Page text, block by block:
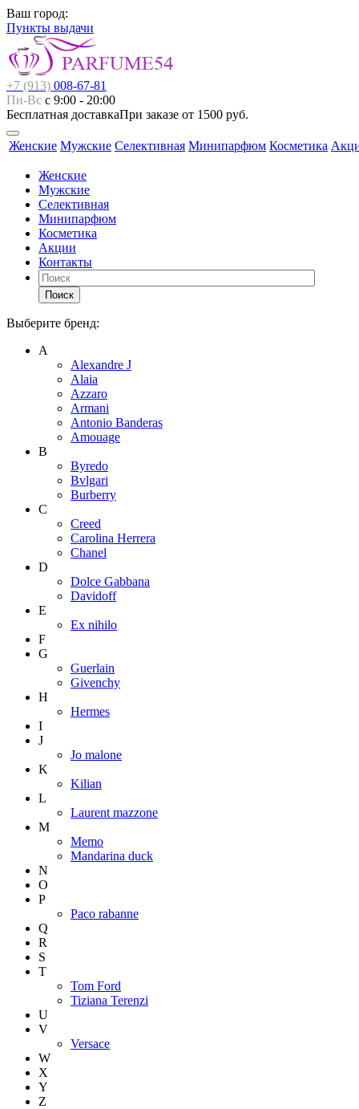
Ваш город:
Пункты выдачи
+7 (913) 008-67-81
Пн-Вс с 9:00 - 20:00
Бесплатная доставкаПри заказе от 1500 руб.
Женские Мужские Селективная Минипарфюм Косметика
Женские
Мужские
Селективная
Минипарфюм
Косметика
Акции
Контакты
Поиск
Выберите бренд:
А
Alexandre J
Alaia
Azzaro
Armani
Antonio Banderas
Amouage
B
Byredo
Bvlgari
Burberry
C
Creed
Carolina Herrera
Chanel
D
Dolce Gabbana
Davidoff
E
Ex nihilo
F
G
Guerlain
Givenchy
H
Hermes
I
J
Jo malone
K
Kilian
L
Laurent mazzone
M
Memo
Mandarina duck
N
O
P
Paco rabanne
Q
R
S
T
Tom Ford
Tiziana Terenzi
U
V
Versace
W
X
Y
Z